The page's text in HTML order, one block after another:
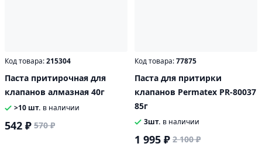
Код товара:215304
Паста притирочная для
клапанов алмазная 40г
>10 шт. в наличии
542 ₽ 570 ₽
Код товара:77875
Паста для притирки
клапанов Permatex PR-80037
85г
3шт. в наличии
1 995 ₽ 2 100 ₽